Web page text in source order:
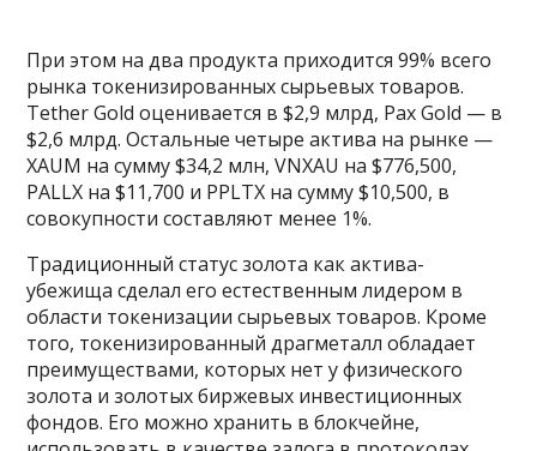
При этом на два продукта приходится 99% всего
рынка токенизированных сырьевых товаров.
Tether Gold оценивается в $2,9 млрд, Pax Gold — в
$2,6 млрд. Остальные четыре актива на рынке —
XAUM на сумму $34,2 млн, VNXAU на $776,500,
PALLX на $11,700 и PPLTX на сумму $10,500, в
совокупности составляют менее 1%.
Традиционный статус золота как актива-
убежища сделал его естественным лидером в
области токенизации сырьевых товаров. Кроме
того, токенизированный драгметалл обладает
преимуществами, которых нет у физического
золота и золотых биржевых инвестиционных
фондов. Его можно хранить в блокчейне,